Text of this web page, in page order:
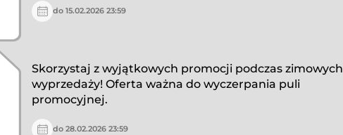
do 15.02.2026 23:59
Skorzystaj z wyjątkowych promocji podczas zimowych
wyprzedaży! Oferta ważna do wyczerpania puli
promocyjnej.
do 28.02.2026 23:59